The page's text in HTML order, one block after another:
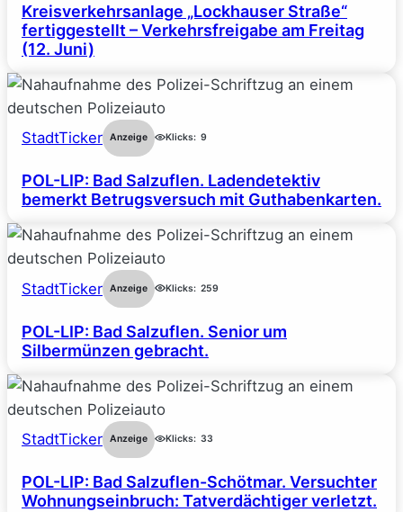
Kreisverkehrsanlage „Lockhauser Straße“
fertiggestellt – Verkehrsfreigabe am Freitag
(12. Juni)
StadtTicker Anzeige Klicks: 9
POL-LIP: Bad Salzuflen. Ladendetektiv
bemerkt Betrugsversuch mit Guthabenkarten.
StadtTicker Anzeige Klicks: 259
POL-LIP: Bad Salzuflen. Senior um
Silbermünzen gebracht.
StadtTicker Anzeige Klicks: 33
POL-LIP: Bad Salzuflen-Schötmar. Versuchter
Wohnungseinbruch: Tatverdächtiger verletzt.